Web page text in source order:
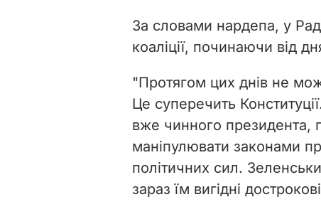
За словами нардепа, у
коаліції, починаючи від
"Протягом цих днів не
Це суперечить
вже чинного президента,
маніпулювати законами
політичних сил.
зараз їм вигідні